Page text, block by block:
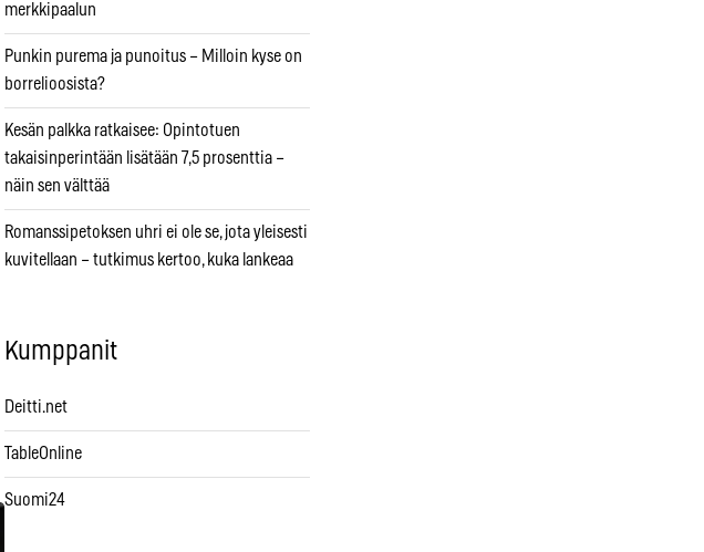
merkkipaalun
Punkin purema ja punoitus – Milloin kyse on
borrelioosista?
Kesän palkka ratkaisee: Opintotuen
takaisinperintään lisätään 7,5 prosenttia –
näin sen välttää
Romanssipetoksen uhri ei ole se, jota yleisesti
kuvitellaan – tutkimus kertoo, kuka lankeaa
Kumppanit
Deitti.net
TableOnline
Suomi24